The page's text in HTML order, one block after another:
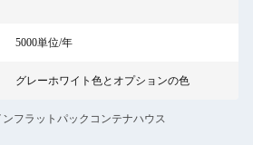
5000単位/年
グレーホワイト色とオプションの色
フラットパックコンテナハウス